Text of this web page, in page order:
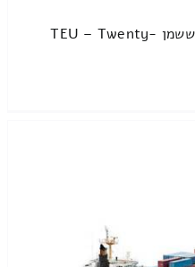
נפח של מכולה נמדד ביחידות ששמן TEU – Twenty-